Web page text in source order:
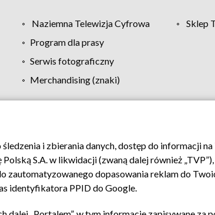
Naziemna Telewizja Cyfrowa
Sklep
Program dla prasy
Serwis fotograficzny
Merchandising (znaki)
Biuro reklamy Kontakt
i zbierania danych, dostęp do informacji
S.A. w likwidacji (zwaną dalej również „TVP”),
zautomatyzowanego dopasowania reklam do
identyfikatora PPID do Google.